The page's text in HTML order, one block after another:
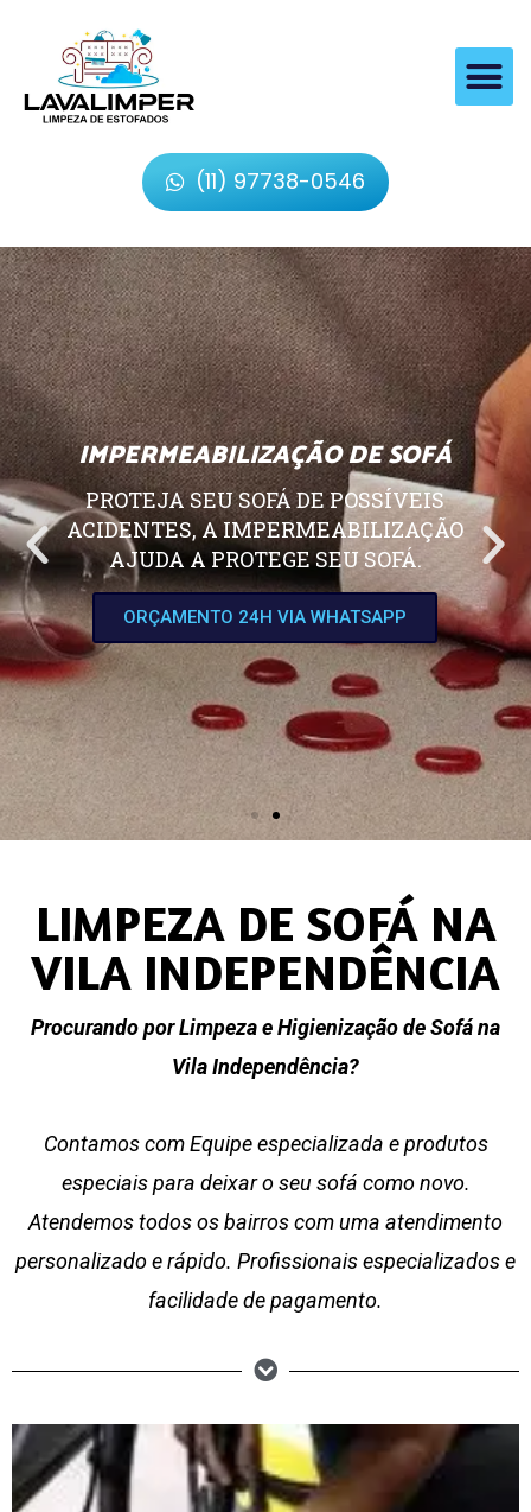
(11) 97738-0546
IMPERMEABILIZAÇÃO DE SOFÁ
PROTEJA SEU SOFÁ DE POSSÍVEIS
ACIDENTES, A IMPERMEABILIZAÇÃO
AJUDA A PROTEGE SEU SOFÁ.
ORÇAMENTO 24H VIA WHATSAPP
LIMPEZA DE SOFÁ NA
VILA INDEPENDÊNCIA
Procurando por Limpeza e Higienização de Sofá na
Vila Independência?
Contamos com Equipe especializada e produtos
especiais para deixar o seu sofá como novo.
Atendemos todos os bairros com uma atendimento
personalizado e rápido. Profissionais especializados e
facilidade de pagamento.